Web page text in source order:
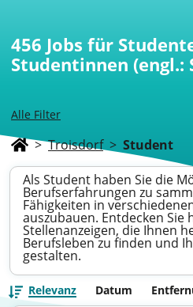
Alle Filter
456 Jobs für
Studentinnen (engl.:
> Troisdorf > Student
Als Student haben Sie die
Berufserfahrungen zu
Fähigkeiten in
auszubauen. Entdecken Sie
Stellenanzeigen, die Ihnen
Berufsleben zu finden und
gestalten.
Relevanz Datum